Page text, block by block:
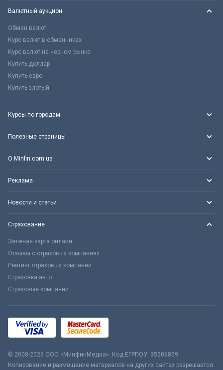
Валютный аукцион
Обмен валют
Курс валют в обменниках
Курс валют на черном рынке
Купить доллар
Купить евро
Купить злотый
Курсы по городам
Полезные страницы
О Minfin.com.ua
Реклама
Новости и статьи
Страхование
Зеленая карта онлайн
Отзывы о страховых компаниях
Рейтинг страховых компаний
Страховка авто
Страховые компании
© 2008-2026 ООО «МинфинМедиа». Код ЕГРПОУ: 35506859
Копирование и размещение материалов на других сайтах разрешается